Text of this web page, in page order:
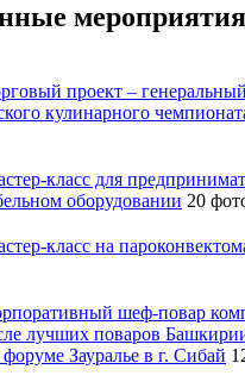
мероприятия
проект –
кулинарного
класс для
оборудовании 20
класс на
шеф-повар
лучших поваров
Зауралье в г. Сибай